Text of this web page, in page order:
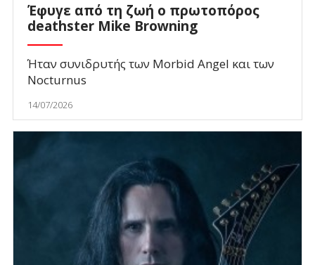
Έφυγε από τη ζωή ο πρωτοπόρος
deathster Mike Browning
Ήταν συνιδρυτής των Morbid Angel και των
Nocturnus
14/07/2026